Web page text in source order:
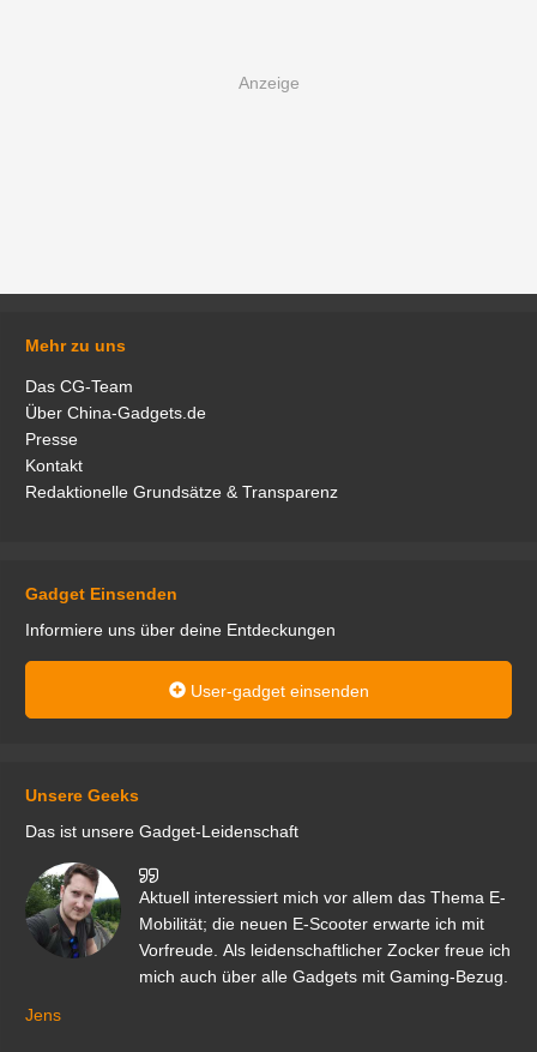
Mehr zu uns
Das CG-Team
Über China-Gadgets.de
Presse
Kontakt
Redaktionelle Grundsätze & Transparenz
Gadget Einsenden
Informiere uns über deine Entdeckungen
User-gadget einsenden
Unsere Geeks
Das ist unsere Gadget-Leidenschaft
Aktuell interessiert mich vor allem das Thema E-
Mobilität; die neuen E-Scooter erwarte ich mit
Vorfreude. Als leidenschaftlicher Zocker freue ich
mich auch über alle Gadgets mit Gaming-Bezug.
Jens